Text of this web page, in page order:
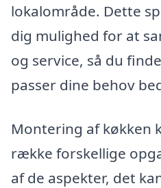
lokalområde. Dette
dig mulighed for at
og service, så du
passer dine behov
Montering af køkken
række forskellige
af de aspekter, det